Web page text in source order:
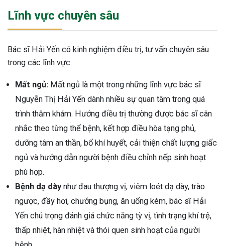
Lĩnh vực chuyên sâu
Bác sĩ Hải Yến có kinh nghiệm điều trị, tư vấn chuyên sâu
trong các lĩnh vực:
Mất ngủ: Mất ngủ là một trong những lĩnh vực bác sĩ
Nguyễn Thị Hải Yến dành nhiều sự quan tâm trong quá
trình thăm khám. Hướng điều trị thường được bác sĩ cân
nhắc theo từng thể bệnh, kết hợp điều hòa tạng phủ,
dưỡng tâm an thần, bổ khí huyết, cải thiện chất lượng giấc
ngủ và hướng dẫn người bệnh điều chỉnh nếp sinh hoạt
phù hợp.
Bệnh dạ dàynhư đau thượng vị, viêm loét dạ dày, trào
ngược, đầy hơi, chướng bụng, ăn uống kém, bác sĩ Hải
Yến chú trọng đánh giá chức năng tỳ vị, tình trạng khí trệ,
thấp nhiệt, hàn nhiệt và thói quen sinh hoạt của người